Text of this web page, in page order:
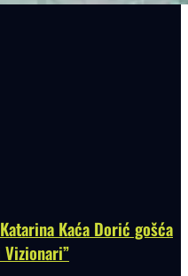
Kaća Dorić gošća
Vizionari”